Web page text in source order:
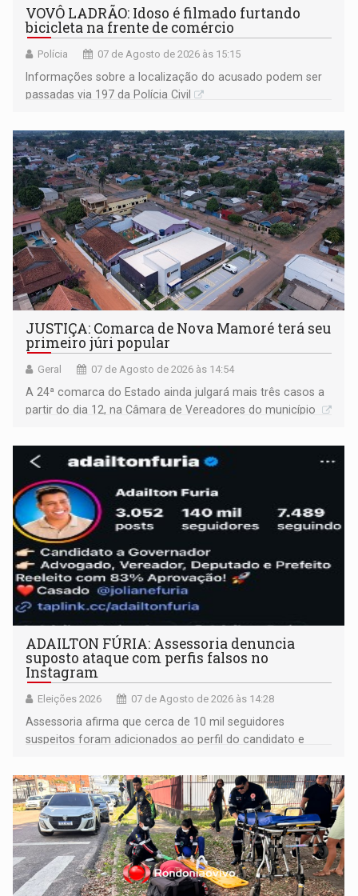
VOVÔ LADRÃO: Idoso é filmado furtando
bicicleta na frente de comércio
Polícia 07 de Agosto de 2026 às 15:15
Informações sobre a localização do acusado podem ser
passadas via 197 da Polícia Civil
JUSTIÇA: Comarca de Nova Mamoré terá seu
primeiro júri popular
Geral 07 de Agosto de 2026 às 14:54
A 24ª comarca do Estado ainda julgará mais três casos a
partir do dia 12, na Câmara de Vereadores do município
ADAILTON FÚRIA: Assessoria denuncia
suposto ataque com perfis falsos no
Instagram
Eleições 2026 07 de Agosto de 2026 às 14:28
Assessoria afirma que cerca de 10 mil seguidores
suspeitos foram adicionados ao perfil do candidato e
remover as contas